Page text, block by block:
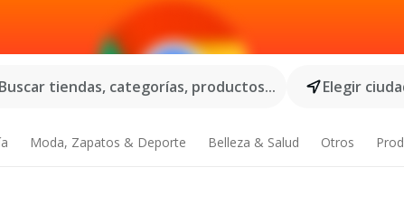
Buscar tiendas, categorías, productos...
Elegir
Moda, Zapatos & Deporte Belleza & Salud Otros